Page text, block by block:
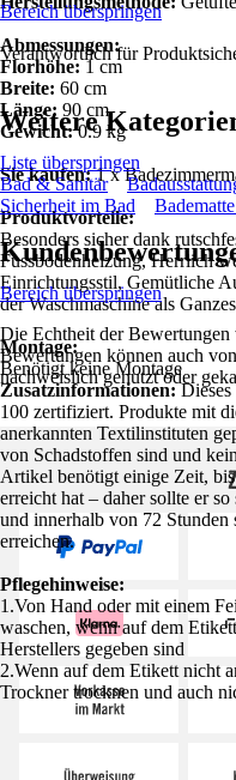
Abmessungen:
Florhöhe:1 cm
Breite: 60 cm
Länge: 90 cm
Gewicht:0.9 kg
Sie kaufen:1 x
Produktvorteile:
Besonders sicher dank
Fussbodenheizung, Herrlich
Einrichtungsstil, Gemütliche
der Waschmaschine als
Montage:
Benötigt keine Montage
Zusatzinformationen:Dieses
100 zertifiziert. Produkte mit
anerkannten Textilinstituten
von Schadstoffen sind und
Artikel benötigt einige Zeit,
erreicht hat – daher sollte er
und innerhalb von 72 Stunden
erreichen.
Pflegehinweise:
1.Von Hand oder mit einem
waschen, wenn auf dem
Herstellers gegeben sind
2.Wenn auf dem Etikett nicht
Trockner trocknen und auch
Bereich überspringen
Verantwortlich für
Weitere
Liste überspringen
Bad & Sanitär
Sicherheit im Bad
Bereich überspringen
Die Echtheit der
Bewertungen können auch
nachweislich genutzt oder